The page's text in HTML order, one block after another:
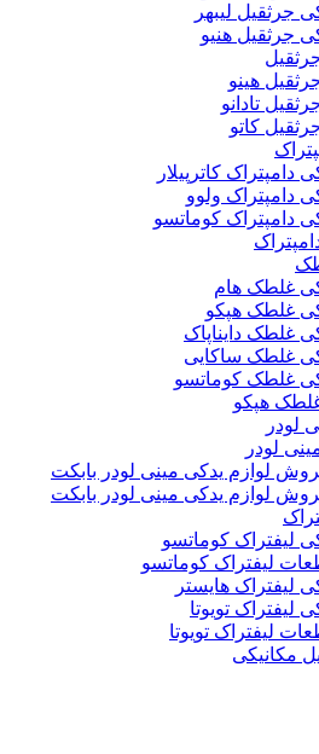
ولوو
کوماتسو
مینی لودر بابکت
مینی لودر بابکت
کوماتسو
کوماتسو
هایستر
تویوتا